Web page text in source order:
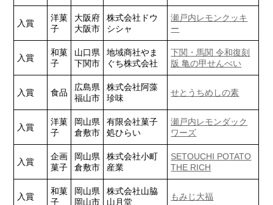
入賞
洋菓
子
大阪府
大阪市
株式会社ドウ
シシャ
瀬戸内レモンクッキ
ー
入賞
和菓
子
山口県
下関市
地域商社やま
ぐち株式会社
下関・馬関 令和復刻
版 亀の甲せんべい
入賞 食品
広島県
福山市
株式会社阿藻
珍味
せとうちめしの素
入賞
洋菓
子
岡山県
倉敷市
有限会社菓子
処ひらい
瀬戸内レモンダック
ワーズ
入賞
企画
菓子
岡山県
倉敷市
株式会社小町
産業
SETOUCHI POTATO
THE RICH
入賞
和菓
子
岡山県
岡山市
株式会社山脇
山月堂
もみじ大福